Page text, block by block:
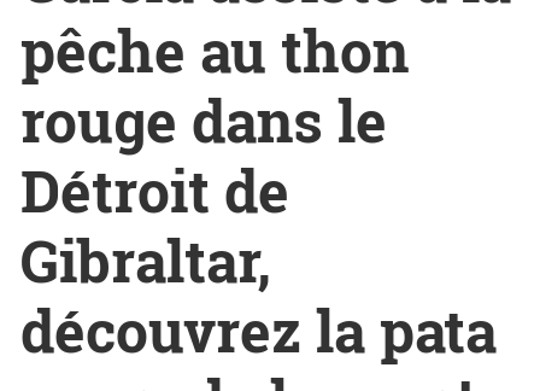
pêche au thon
rouge dans le
Détroit de
Gibraltar,
découvrez la pata